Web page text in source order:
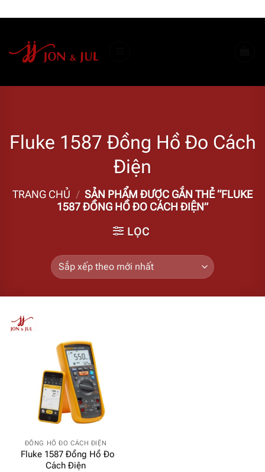
dung
Fluke 1587 Đồng Hồ Đo Cách
Điện
TRANG CHỦ / SẢN PHẨM ĐƯỢC GẮN THẺ “FLUKE
1587 ĐỒNG HỒ ĐO CÁCH ĐIỆN”
LỌC
ĐỒNG HỒ ĐO CÁCH ĐIỆN
Fluke 1587 Đồng Hồ Đo
Cách Điện